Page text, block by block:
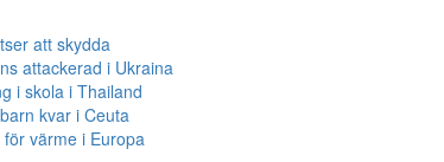
att skydda
attackerad i Ukraina
i skola i Thailand
kvar i Ceuta
för värme i Europa